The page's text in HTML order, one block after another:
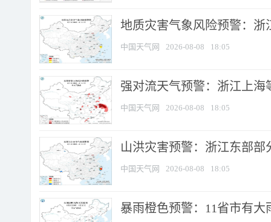
地质灾害气象风险预警：
中国天气网 2026-08-08 18:05
强对流天气预警：浙江上海
中国天气网 2026-08-08 18:05
山洪灾害预警：浙江东部
中国天气网 2026-08-08 18:05
暴雨橙色预警：11省市有